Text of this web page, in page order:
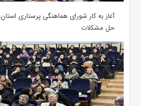
آغاز به کار شورای هماهنگی پرستاری
حل مشکلات